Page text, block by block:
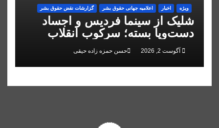
ویژه اخبار اعلاميه جهانی حقوق بشر گزارشات نقض حقوق بشر
شلیک از سینما فردیس و اجساد
دست‌وپا بسته؛ سرکوب انقلاب
ملی در البرز
آگوست 2, 2026 حسن حمزه زاده حیقی